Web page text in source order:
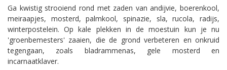
Ga kwistig strooiend rond met zaden van andijvie, boerenkool,
meiraapjes, mosterd, palmkool, spinazie, sla, rucola, radijs,
winterpostelein. Op kale plekken in de moestuin kun je nu
'groenbemesters' zaaien, die de grond verbeteren en onkruid
tegengaan, zoals bladrammenas, gele mosterd en
incarnaatklaver.